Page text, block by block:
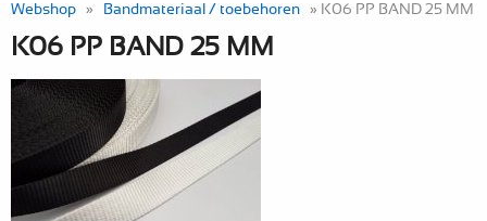
Webshop » Bandmateriaal / toebehoren » K06 PP BAND 25 MM
K06 PP BAND 25 MM